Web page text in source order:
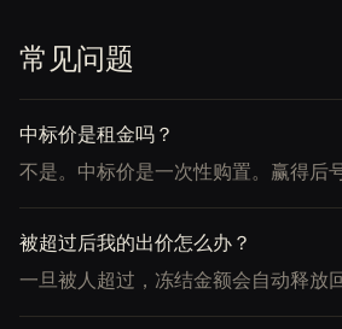
常见问题
中标价是租金吗？
不是。中标价是一次性购置。赢得后
被超过后我的出价怎么办？
一旦被人超过，冻结金额会自动释放